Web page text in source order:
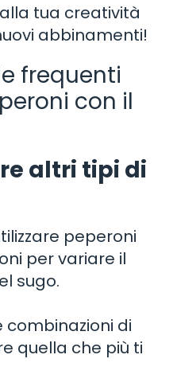
tua creatività
abbinamenti!
frequenti
con il
altri tipi di
peperoni
per variare il
sugo.
di
quella che più ti